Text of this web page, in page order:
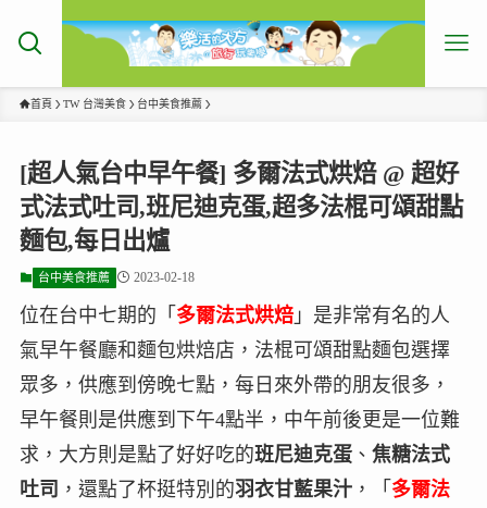
首頁 TW 台灣美食 台中美食推薦
[超人氣台中早午餐] 多爾法式烘焙 @ 超好
式法式吐司,班尼迪克蛋,超多法棍可頌甜點
麵包,每日出爐
台中美食推薦 2023-02-18
位在台中七期的「 多爾法式烘焙」是非常有名的人
氣早午餐廳和麵包烘焙店，法棍可頌甜點麵包選擇
眾多，供應到傍晚七點，每日來外帶的朋友很多，
早午餐則是供應到下午4點半，中午前後更是一位難
求，大方則是點了好好吃的班尼迪克蛋、 焦糖法式
吐司 ，還點了杯挺特別的羽衣甘藍果汁，「 多爾法